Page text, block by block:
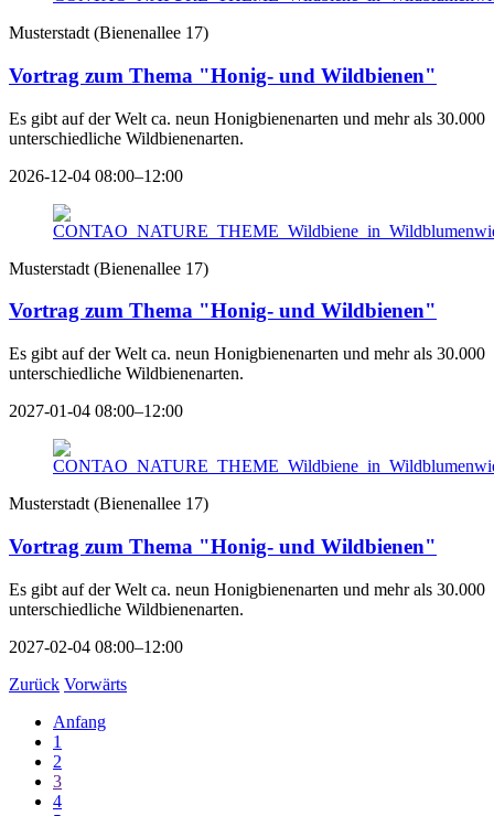
Musterstadt (Bienenallee 17)
Vortrag zum Thema "Honig- und Wildbienen"
Es gibt auf der Welt ca. neun Honigbienenarten und mehr als 30.000
unterschiedliche Wildbienenarten.
2026-12-04 08:00–12:00
Musterstadt (Bienenallee 17)
Vortrag zum Thema "Honig- und Wildbienen"
Es gibt auf der Welt ca. neun Honigbienenarten und mehr als 30.000
unterschiedliche Wildbienenarten.
2027-01-04 08:00–12:00
Musterstadt (Bienenallee 17)
Vortrag zum Thema "Honig- und Wildbienen"
Es gibt auf der Welt ca. neun Honigbienenarten und mehr als 30.000
unterschiedliche Wildbienenarten.
2027-02-04 08:00–12:00
Zurück Vorwärts
Anfang
1
2
3
4